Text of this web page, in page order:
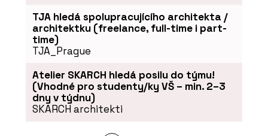
TJA hledá spolupracujícího architekta /
architektku (freelance, full-time i part-
time)
TJA_Prague
Atelier SKARCH hledá posilu do týmu!
(Vhodné pro studenty/ky VŠ – min. 2–3
dny v týdnu)
SKARCH architekti